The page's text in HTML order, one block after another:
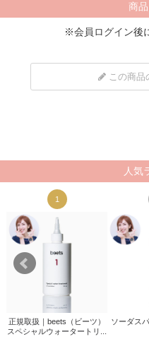
商
※会員ログイン後
この商品
人気
1
正規取扱｜beets（ビーツ）
スペシャルウォータートリ...
ソーダス